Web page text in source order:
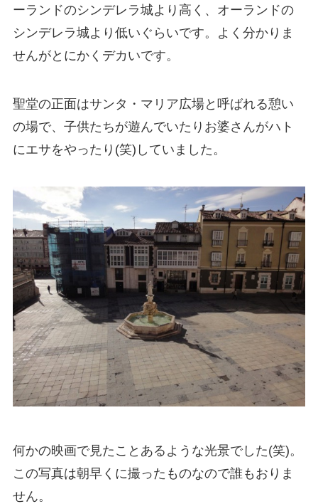
ーランドのシンデレラ城より高く、オーランドの
シンデレラ城より低いぐらいです。よく分かりま
せんがとにかくデカいです。
聖堂の正面はサンタ・マリア広場と呼ばれる憩い
の場で、子供たちが遊んでいたりお婆さんがハト
にエサをやったり(笑)していました。
何かの映画で見たことあるような光景でした(笑)。
この写真は朝早くに撮ったものなので誰もおりま
せん。